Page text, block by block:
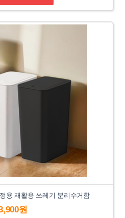
용 재활용 쓰레기 분리수거함
원